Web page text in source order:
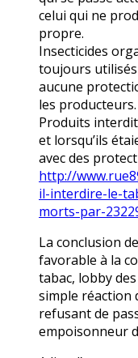
celui qui ne
propre.
Insecticides
toujours utilisés
aucune
les producteurs.
Produits
et lorsqu’ils
avec des
http://
il-interdire-le-
morts-par-
La conclusion
favorable à la
tabac, lobby
simple réaction
refusant de
empoisonneur